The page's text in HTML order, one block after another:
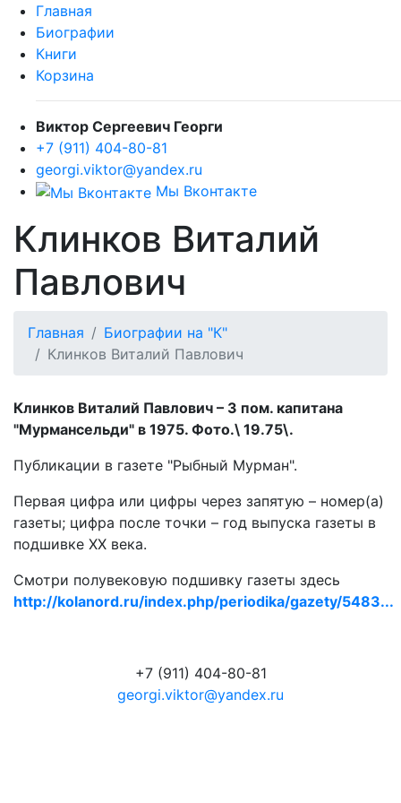
Главная
Биографии
Книги
Корзина
Виктор Сергеевич Георги
+7 (911) 404-80-81
georgi.viktor@yandex.ru
Мы Вконтакте
Клинков Виталий
Павлович
Главная
Биографии на "К"
Клинков Виталий Павлович
Клинков Виталий Павлович – 3 пом. капитана
"Мурмансельди" в 1975. Фото.\ 19.75\.
Публикации в газете "Рыбный Мурман".
Первая цифра или цифры через запятую – номер(а)
газеты; цифра после точки – год выпуска газеты в
подшивке ХХ века.
Смотри полувековую подшивку газеты здесь
http://kolanord.ru/index.php/periodika/gazety/5483...
+7 (911) 404-80-81
georgi.viktor@yandex.ru